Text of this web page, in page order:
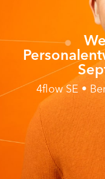
4flow SE •